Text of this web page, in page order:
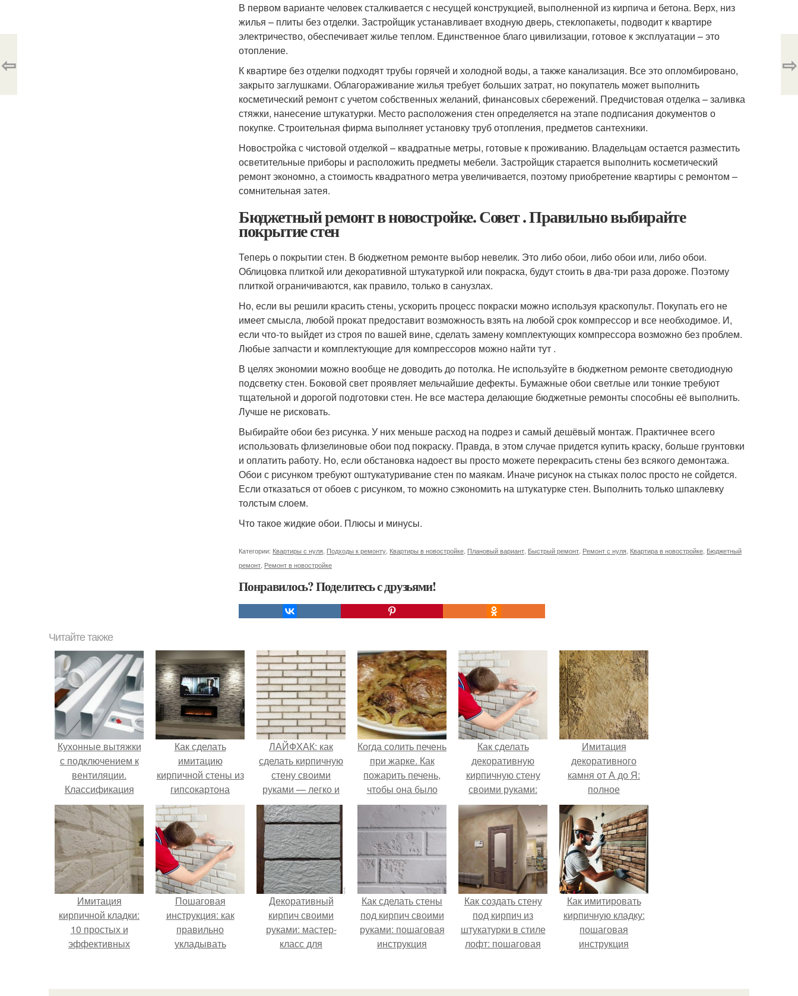
В первом варианте человек сталкивается с несущей конструкцией, выполненной из кирпича и бетона. Верх, низ
жилья – плиты без отделки. Застройщик устанавливает входную дверь, стеклопакеты, подводит к квартире
электричество, обеспечивает жилье теплом. Единственное благо цивилизации, готовое к эксплуатации – это
отопление.
К квартире без отделки подходят трубы горячей и холодной воды, а также канализация. Все это опломбировано,
закрыто заглушками. Облагораживание жилья требует больших затрат, но покупатель может выполнить
косметический ремонт с учетом собственных желаний, финансовых сбережений. Предчистовая отделка – заливка
стяжки, нанесение штукатурки. Место расположения стен определяется на этапе подписания документов о
покупке. Строительная фирма выполняет установку труб отопления, предметов сантехники.
Новостройка с чистовой отделкой – квадратные метры, готовые к проживанию. Владельцам остается разместить
осветительные приборы и расположить предметы мебели. Застройщик старается выполнить косметический
ремонт экономно, а стоимость квадратного метра увеличивается, поэтому приобретение квартиры с ремонтом –
сомнительная затея.
Бюджетный ремонт в новостройке. Совет . Правильно выбирайте
покрытие стен
Теперь о покрытии стен. В бюджетном ремонте выбор невелик. Это либо обои, либо обои или, либо обои.
Облицовка плиткой или декоративной штукатуркой или покраска, будут стоить в два-три раза дороже. Поэтому
плиткой ограничиваются, как правило, только в санузлах.
Но, если вы решили красить стены, ускорить процесс покраски можно используя краскопульт. Покупать его не
имеет смысла, любой прокат предоставит возможность взять на любой срок компрессор и все необходимое. И,
если что-то выйдет из строя по вашей вине, сделать замену комплектующих компрессора возможно без проблем.
Любые запчасти и комплектующие для компрессоров можно найти тут .
В целях экономии можно вообще не доводить до потолка. Не используйте в бюджетном ремонте светодиодную
подсветку стен. Боковой свет проявляет мельчайшие дефекты. Бумажные обои светлые или тонкие требуют
тщательной и дорогой подготовки стен. Не все мастера делающие бюджетные ремонты способны её выполнить.
Лучше не рисковать.
Выбирайте обои без рисунка. У них меньше расход на подрез и самый дешёвый монтаж. Практичнее всего
использовать флизелиновые обои под покраску. Правда, в этом случае придется купить краску, больше грунтовки
и оплатить работу. Но, если обстановка надоест вы просто можете перекрасить стены без всякого демонтажа.
Обои с рисунком требуют оштукатуривание стен по маякам. Иначе рисунок на стыках полос просто не сойдется.
Если отказаться от обоев с рисунком, то можно сэкономить на штукатурке стен. Выполнить только шпаклевку
толстым слоем.
Что такое жидкие обои. Плюсы и минусы.
Категории: Квартиры с нуля Подходы к ремонту Квартиры в новостройке Плановый вариант Быстрый ремонт Ремонт с нуля Квартира в новостройке Бюджетный
ремонт Ремонт в новостройке
Понравилось? Поделитесь с друзьями!
⇦ ⇨
Читайте также
Кухонные вытяжки
с подключением к
вентиляции.
Классификация
вытяжек
Как сделать
имитацию
кирпичной стены из
гипсокартона
своими руками:
пошаговая
инструкция
ЛАЙФХАК: как
сделать кирпичную
стену своими
руками — легко и
просто
Когда солить печень
при жарке. Как
пожарить печень,
чтобы она было
сочной, вкусной и
мягкой. Все
секреты
приготовления!
Как сделать
декоративную
кирпичную стену
своими руками:
пошаговая
инструкция
Имитация
декоративного
камня от А до Я:
полное
руководство
Имитация
кирпичной кладки:
10 простых и
эффективных
Пошаговая
инструкция: как
правильно
укладывать
Декоративный
кирпич своими
руками: мастер-
класс для
Как сделать стены
под кирпич своими
руками: пошаговая
инструкция
Как создать стену
под кирпич из
штукатурки в стиле
лофт: пошаговая
Как имитировать
кирпичную кладку:
пошаговая
инструкция